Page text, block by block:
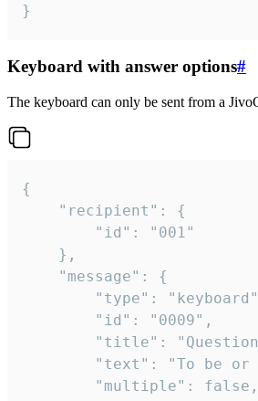
}
Keyboard with answer options#
The keyboard can only be sent from a
{